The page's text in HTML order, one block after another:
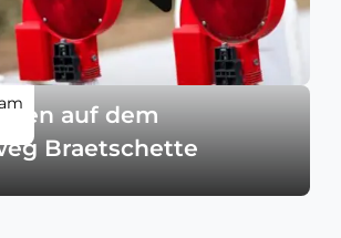
auf dem
Braetschette